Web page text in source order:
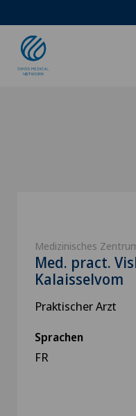
Medizinisches
Med. pract.
Kalaisselvom
Praktischer Arzt
Sprachen
FR